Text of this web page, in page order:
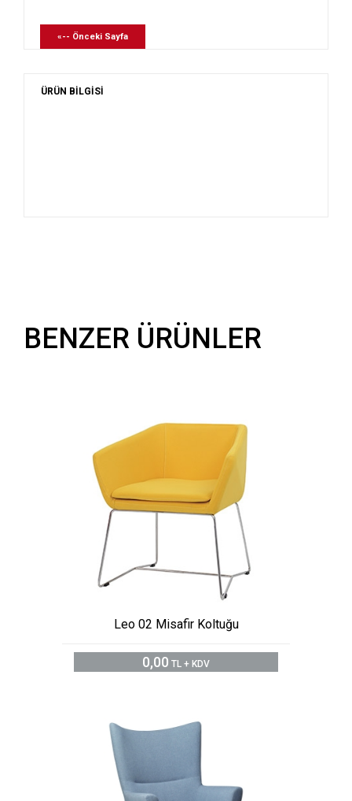
«-- Önceki Sayfa
ÜRÜN BİLGİSİ
BENZER ÜRÜNLER
Leo 02 Misafir Koltuğu
0,00 TL + KDV